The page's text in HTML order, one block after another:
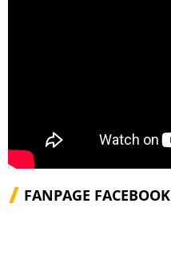
FANPAGE FACEBOOK